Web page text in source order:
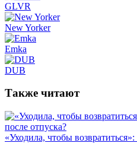
GLVR
New Yorker
Emka
DUB
Также читают
«Уходила, чтобы